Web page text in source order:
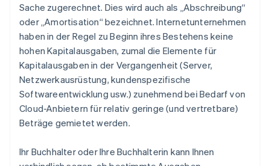
Sache zugerechnet. Dies wird auch als „Abschreibung“
oder „Amortisation“ bezeichnet. Internetunternehmen
haben in der Regel zu Beginn ihres Bestehens keine
hohen Kapitalausgaben, zumal die Elemente für
Kapitalausgaben in der Vergangenheit (Server,
Netzwerkausrüstung, kundenspezifische
Softwareentwicklung usw.) zunehmend bei Bedarf von
Cloud-Anbietern für relativ geringe (und vertretbare)
Beträge gemietet werden.
Ihr Buchhalter oder Ihre Buchhalterin kann Ihnen